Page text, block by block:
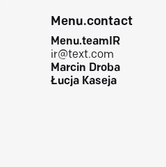
Menu.contact
Menu.teamIR
ir@text.com
Marcin Droba
Łucja Kaseja